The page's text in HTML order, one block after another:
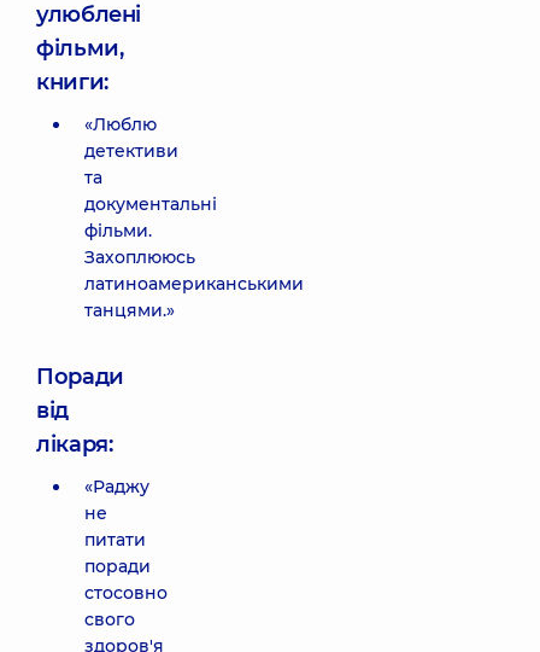
улюблені
фільми,
книги:
«Люблю
детективи
та
документальні
фільми.
Захоплююсь
латиноамериканськими
танцями.»
Поради
від
лікаря:
«Раджу
не
питати
поради
стосовно
свого
здоров'я